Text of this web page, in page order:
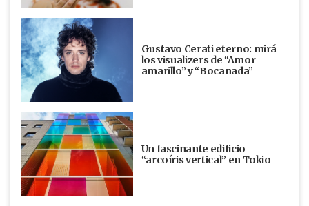
Gustavo Cerati eterno: mirá
los visualizers de “Amor
amarillo” y “Bocanada”
Un fascinante edificio
“arcoíris vertical” en Tokio